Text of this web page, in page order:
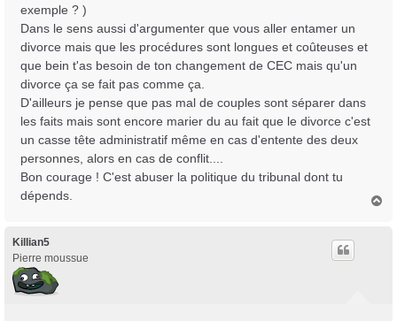
exemple ? )
Dans le sens aussi d'argumenter que vous aller entamer un
divorce mais que les procédures sont longues et coûteuses et
que bein t'as besoin de ton changement de CEC mais qu'un
divorce ça se fait pas comme ça.
D'ailleurs je pense que pas mal de couples sont séparer dans
les faits mais sont encore marier du au fait que le divorce c'est
un casse tête administratif même en cas d'entente des deux
personnes, alors en cas de conflit....
Bon courage ! C'est abuser la politique du tribunal dont tu
dépends.
Killian5
Pierre moussue